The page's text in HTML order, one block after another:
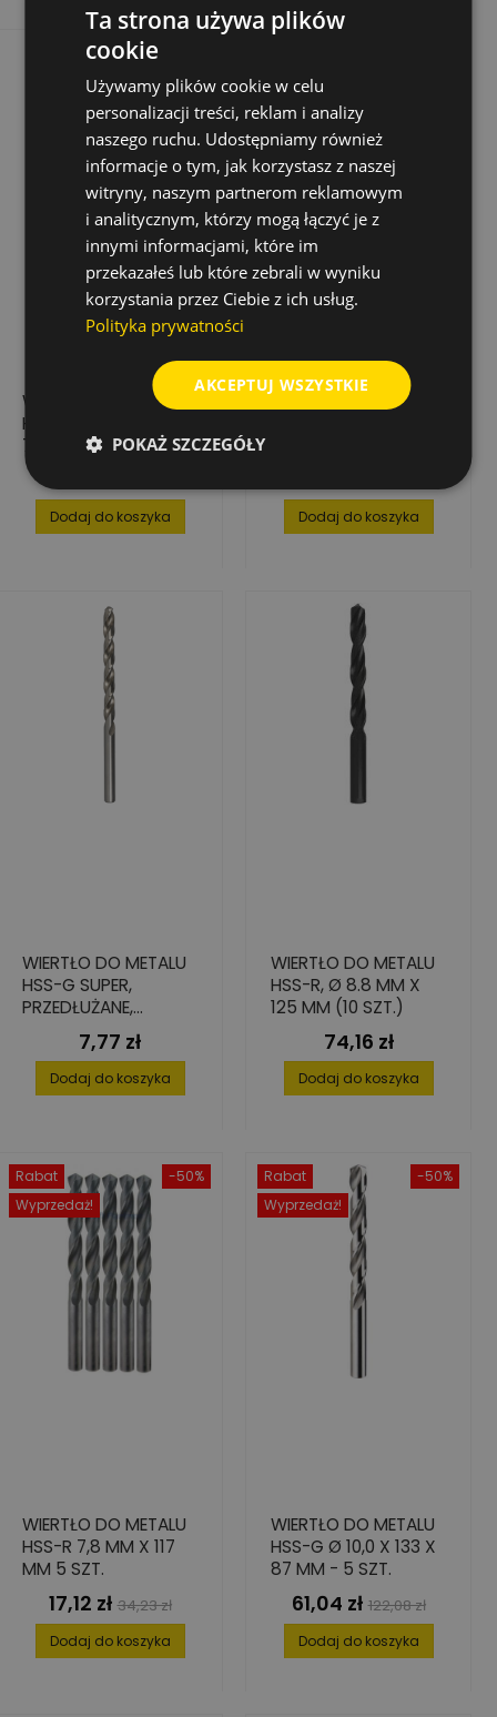
WIERTŁO DO METALU
HSS-R, WALCOWANE,
7,9 MM (10 SZT.)
Dodaj do koszyka
WIERTŁO DO METALU
Dodaj do koszyka
WIERTŁO DO METALU
HSS-G SUPER,
PRZEDŁUŻANE,
3,2X69/106
Cena
7,77 zł
Dodaj do koszyka
WIERTŁO DO METALU
HSS-R, Ø 8.8 MM X
125 MM (10 SZT.)
Cena
74,16 zł
Dodaj do koszyka
-50%
Rabat
Wyprzedaż!
WIERTŁO DO METALU
HSS-R 7,8 MM X 117
MM 5 SZT.
Cena
17,12 zł Cena
podstawowa
34,23 zł
Dodaj do koszyka
-50%
Rabat
Wyprzedaż!
WIERTŁO DO METALU
HSS-G Ø 10,0 X 133 X
87 MM - 5 SZT.
Cena
61,04 zł Cena
podstawowa
122,08 zł
Dodaj do koszyka
Ta strona używa plików
cookie
Używamy plików cookie w celu
personalizacji treści, reklam i analizy
naszego ruchu. Udostępniamy również
informacje o tym, jak korzystasz z naszej
witryny, naszym partnerom reklamowym
i analitycznym, którzy mogą łączyć je z
innymi informacjami, które im
przekazałeś lub które zebrali w wyniku
korzystania przez Ciebie z ich usług.
Polityka prywatności
AKCEPTUJ WSZYSTKIE
POKAŻ SZCZEGÓŁY